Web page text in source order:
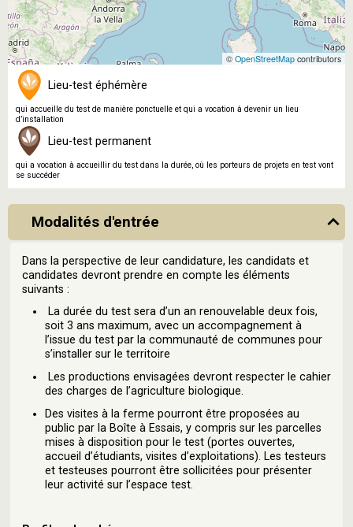
© OpenStreetMap contributors
Lieu-test éphémère
qui accueille du test de manière ponctuelle et qui a vocation à devenir un lieu
d’installation
Lieu-test permanent
qui a vocation à accueillir du test dans la durée, où les porteurs de projets en test vont
se succéder
Modalités d'entrée
Dans la perspective de leur candidature, les candidats et
candidates devront prendre en compte les éléments
suivants :
La durée du test sera d’un an renouvelable deux fois,
soit 3 ans maximum, avec un accompagnement à
l’issue du test par la communauté de communes pour
s’installer sur le territoire
Les productions envisagées devront respecter le cahier
des charges de l’agriculture biologique.
Des visites à la ferme pourront être proposées au
public par la Boîte à Essais, y compris sur les parcelles
mises à disposition pour le test (portes ouvertes,
accueil d’étudiants, visites d’exploitations). Les testeurs
et testeuses pourront être sollicitées pour présenter
leur activité sur l’espace test.